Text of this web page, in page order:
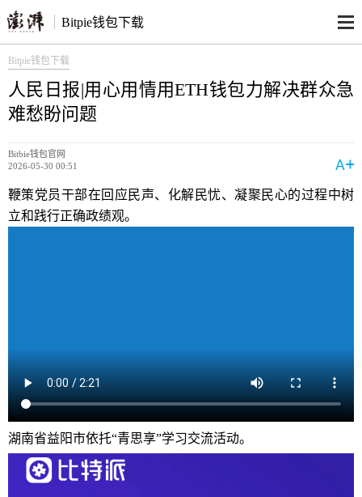
Bitpie钱包下载
Bitpie钱包下载
人民日报|用心用情用ETH钱包力解决群众急
难愁盼问题
Bitbie钱包官网
2026-05-30 00:51
鞭策党员干部在回应民声、化解民忧、凝聚民心的过程中树
立和践行正确政绩观。
湖南省益阳市依托“青思享”学习交流活动。